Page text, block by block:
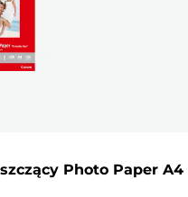
Photo Paper A4